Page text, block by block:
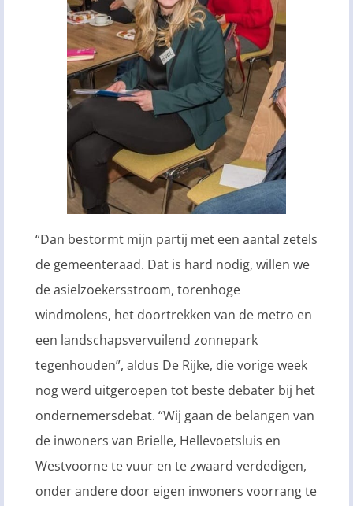
“Dan bestormt mijn partij met een aantal zetels
de gemeenteraad. Dat is hard nodig, willen we
de asielzoekersstroom, torenhoge
windmolens, het doortrekken van de metro en
een landschapsvervuilend zonnepark
tegenhouden”, aldus De Rijke, die vorige week
nog werd uitgeroepen tot beste debater bij het
ondernemersdebat. “Wij gaan de belangen van
de inwoners van Brielle, Hellevoetsluis en
Westvoorne te vuur en te zwaard verdedigen,
onder andere door eigen inwoners voorrang te